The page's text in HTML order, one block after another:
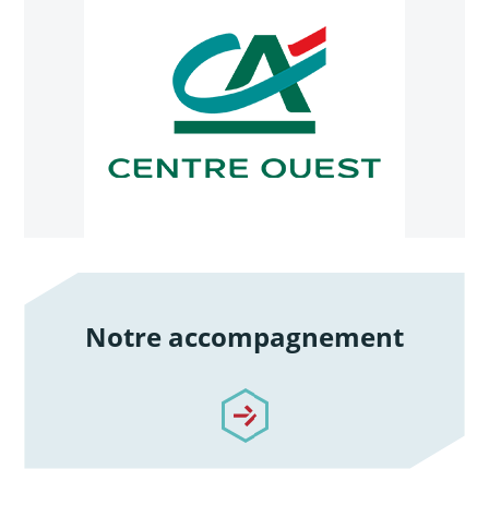
Notre accompagnement
/notre-accompagnement